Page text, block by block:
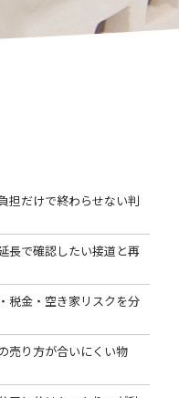
担だけで終わらせない判
長で確認したい接道と再
税金・空き家リスクを分
売り方が合いにくい物